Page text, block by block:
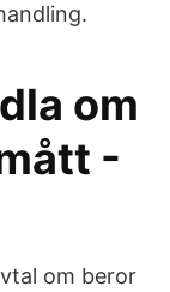
om
-
om beror